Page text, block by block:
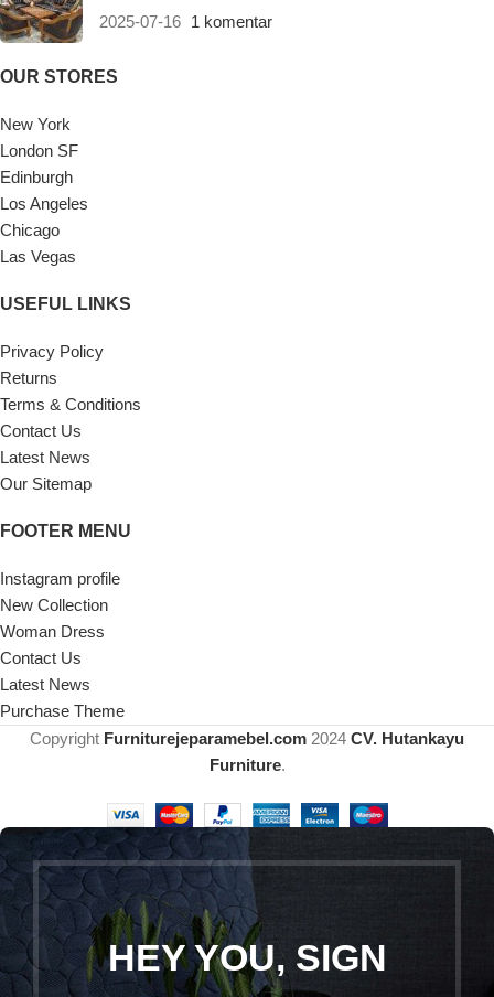
2025-07-16 1 komentar
OUR STORES
New York
London SF
Edinburgh
Los Angeles
Chicago
Las Vegas
USEFUL LINKS
Privacy Policy
Returns
Terms & Conditions
Contact Us
Latest News
Our Sitemap
FOOTER MENU
Instagram profile
New Collection
Woman Dress
Contact Us
Latest News
Purchase Theme
Copyright Furniturejeparamebel.com 2024 CV. Hutankayu
Furniture.
HEY YOU, SIGN